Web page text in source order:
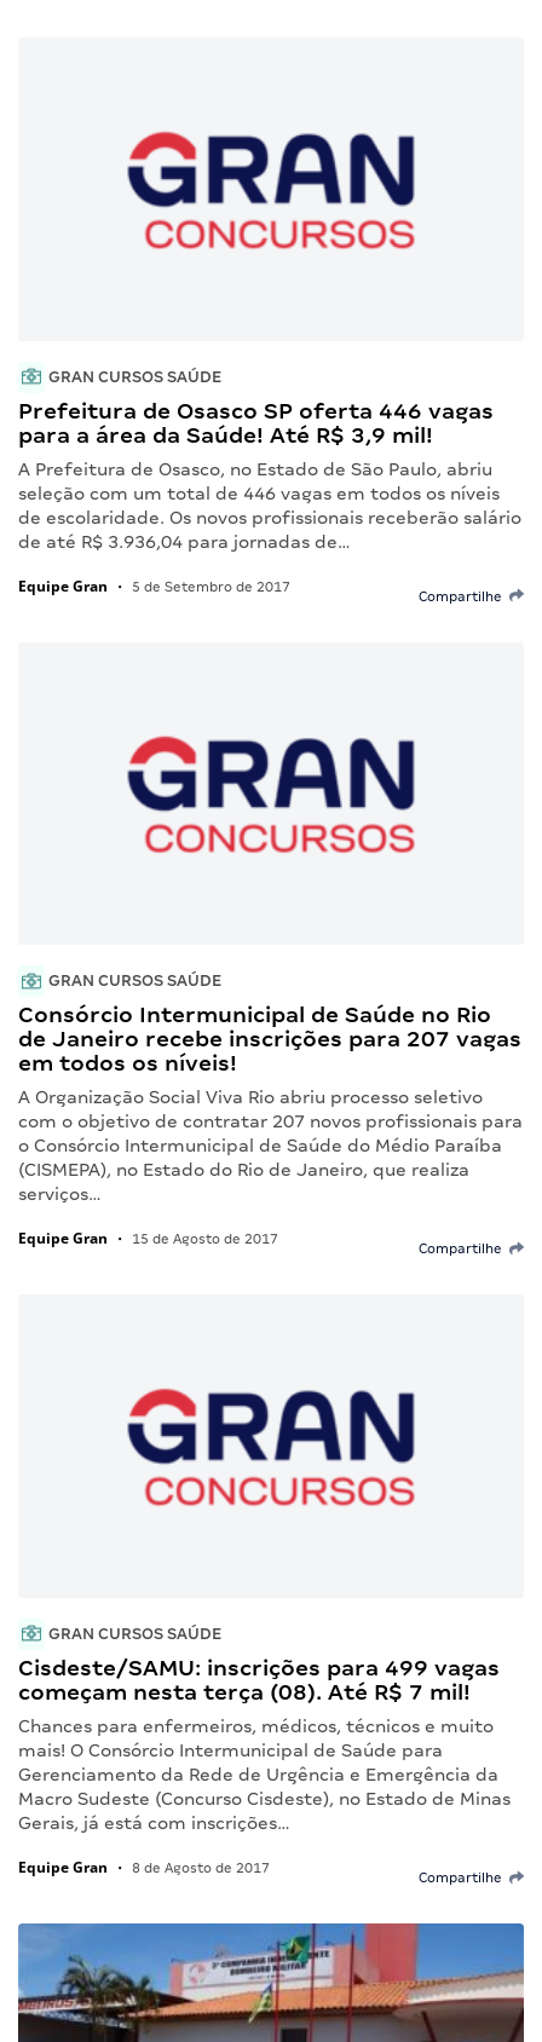
GRAN CURSOS SAÚDE
Prefeitura de Osasco SP oferta 446 vagas
para a área da Saúde! Até R$ 3,9 mil!
A Prefeitura de Osasco, no Estado de São Paulo, abriu
seleção com um total de 446 vagas em todos os níveis
de escolaridade. Os novos profissionais receberão salário
de até R$ 3.936,04 para jornadas de…
Equipe Gran • 5 de Setembro de 2017
Compartilhe
GRAN CURSOS SAÚDE
Consórcio Intermunicipal de Saúde no Rio
de Janeiro recebe inscrições para 207 vagas
em todos os níveis!
A Organização Social Viva Rio abriu processo seletivo
com o objetivo de contratar 207 novos profissionais para
o Consórcio Intermunicipal de Saúde do Médio Paraíba
(CISMEPA), no Estado do Rio de Janeiro, que realiza
serviços…
Equipe Gran • 15 de Agosto de 2017
Compartilhe
GRAN CURSOS SAÚDE
Cisdeste/SAMU: inscrições para 499 vagas
começam nesta terça (08). Até R$ 7 mil!
Chances para enfermeiros, médicos, técnicos e muito
mais! O Consórcio Intermunicipal de Saúde para
Gerenciamento da Rede de Urgência e Emergência da
Macro Sudeste (Concurso Cisdeste), no Estado de Minas
Gerais, já está com inscrições…
Equipe Gran • 8 de Agosto de 2017
Compartilhe